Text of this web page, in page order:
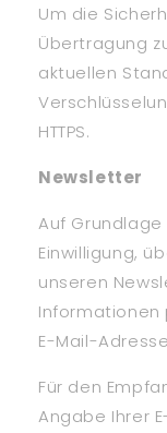
Um die
Übertragung
aktuellen
HTTPS.
Newsletter
Auf
Einwilligung,
unseren
Informationen
E-Mail-
Für den
Angabe Ihrer